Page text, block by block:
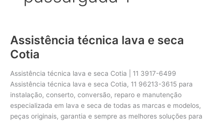
Assistência técnica lava e seca
Cotia
Assistência técnica lava e seca Cotia | 11 3917-6499
Assistência técnica lava e seca Cotia, 11 96213-3615 para
instalação, conserto, conversão, reparo e manutenção
especializada em lava e seca de todas as marcas e modelos,
peças originais, garantia e sempre as melhores soluções para